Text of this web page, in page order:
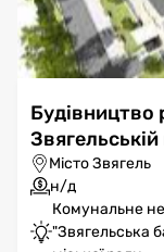
Будівництво
Звягельській
Місто Звягель
н/д
Комунальне
"Звягельська